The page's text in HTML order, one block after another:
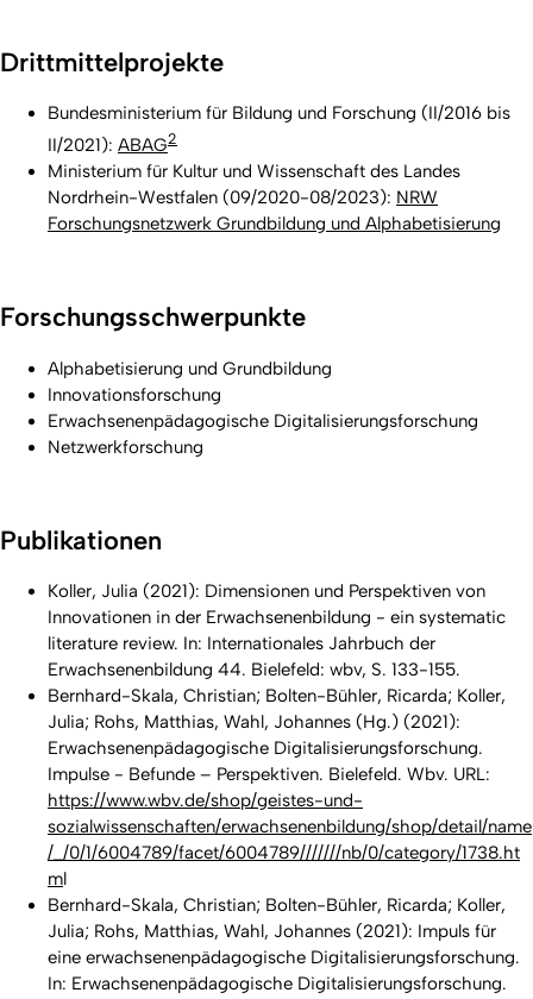
Drittmittelprojekte
Bundesministerium für Bildung und Forschung (II/2016 bis
II/2021): ABAG2
Ministerium für Kultur und Wissenschaft des Landes
Nordrhein-Westfalen (09/2020-08/2023): NRW
Forschungsnetzwerk Grundbildung und Alphabetisierung
Forschungsschwerpunkte
Alphabetisierung und Grundbildung
Innovationsforschung
Erwachsenenpädagogische Digitalisierungsforschung
Netzwerkforschung
Publikationen
Koller, Julia (2021): Dimensionen und Perspektiven von
Innovationen in der Erwachsenenbildung - ein systematic
literature review. In: Internationales Jahrbuch der
Erwachsenenbildung 44. Bielefeld: wbv, S. 133-155.
Bernhard-Skala, Christian; Bolten-Bühler, Ricarda; Koller,
Julia; Rohs, Matthias, Wahl, Johannes (Hg.) (2021):
Erwachsenenpädagogische Digitalisierungsforschung.
Impulse - Befunde – Perspektiven. Bielefeld. Wbv. URL:
https://www.wbv.de/shop/geistes-und-
sozialwissenschaften/erwachsenenbildung/shop/detail/name
/_/0/1/6004789/facet/6004789///////nb/0/category/1738.ht
ml
Bernhard-Skala, Christian; Bolten-Bühler, Ricarda; Koller,
Julia; Rohs, Matthias, Wahl, Johannes (2021): Impuls für
eine erwachsenenpädagogische Digitalisierungsforschung.
In: Erwachsenenpädagogische Digitalisierungsforschung.